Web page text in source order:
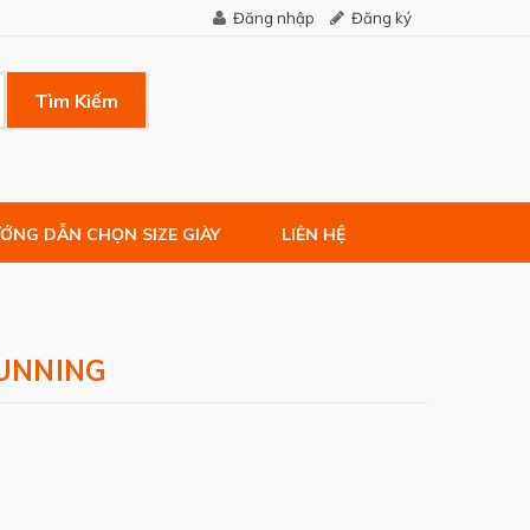
Đăng nhập Đăng ký
Tìm Kiếm
DẪN CHỌN SIZE GIÀY LIÊN HỆ